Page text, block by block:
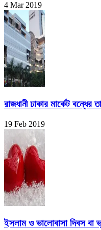
4 Mar 2019
রাজধানী ঢাকার মার্কেট বন্ধের
19 Feb 2019
ইসলাম ও ভালোবাসা দিবস বা